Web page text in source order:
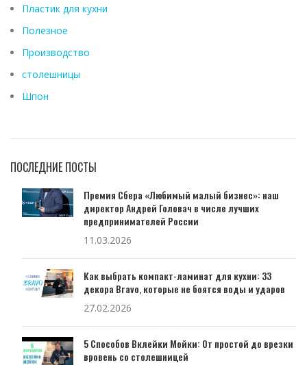
Пластик для кухни
Полезное
Производство
столешницы
Шпон
ПОСЛЕДНИЕ ПОСТЫ
Премия Сбера «Любимый малый бизнес»: наш
директор Андрей Головач в числе лучших
предпринимателей России
11.03.2026
Как выбрать компакт-ламинат для кухни: 33
декора Bravo, которые не боятся воды и ударов
27.02.2026
5 Способов Вклейки Мойки: От простой до врезки
вровень со столешницей